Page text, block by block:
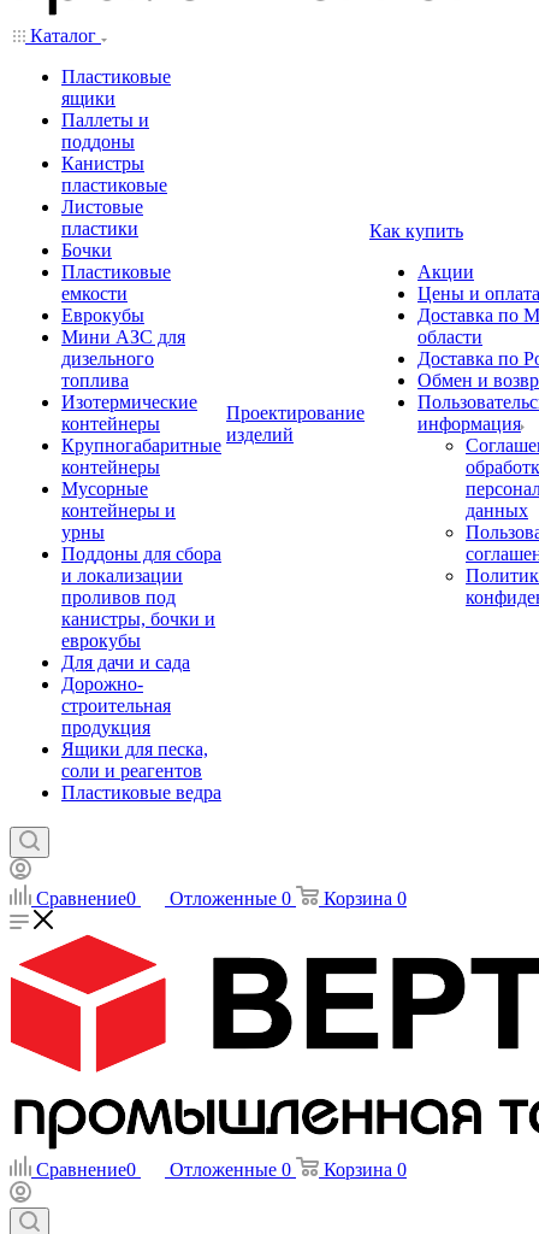
Каталог
Пластиковые
ящики
Паллеты и
поддоны
Канистры
пластиковые
Листовые
пластики
Бочки
Пластиковые
емкости
Еврокубы
Мини АЗС для
дизельного
топлива
Изотермические
контейнеры
Крупногабаритные
контейнеры
Мусорные
контейнеры и
урны
Поддоны для сбора
и локализации
проливов под
канистры, бочки и
еврокубы
Для дачи и сада
Дорожно-
строительная
продукция
Ящики для песка,
соли и реагентов
Пластиковые ведра
Проектирование
изделий
Как купить
Акции
Цены и оплата
Доставка по
области
Доставка по
Обмен и
информация
данных
Сравнение0 Отложенные 0 Корзина 0
Сравнение0 Отложенные 0 Корзина 0